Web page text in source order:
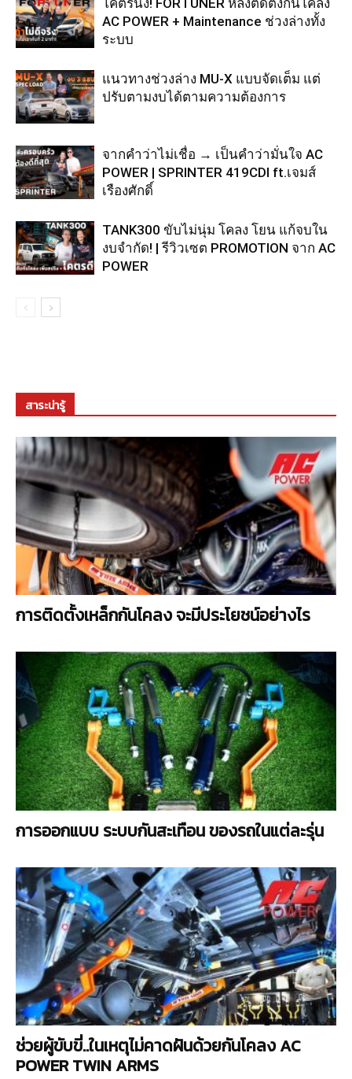
AC POWER + Maintenance ช่วงล่างทั้ง
ระบบ
แนวทางช่วงล่าง MU-X แบบจัดเต็ม แต่
ปรับตามงบได้ตามความต้องการ
จากคำว่าไม่เชื่อ → เป็นคำว่ามั่นใจ AC
POWER | SPRINTER 419CDI ft.เจมส์
เรืองศักดิ์
TANK300 ขับไม่นุ่ม โคลง โยน แก้จบใน
งบจำกัด! | รีวิวเซต PROMOTION จาก AC
POWER
สาระน่ารู้
การติดตั้งเหล็กกันโคลง จะมีประโยชน์อย่างไร
การออกแบบ ระบบกันสะเทือน ของรถในแต่ละรุ่น
ช่วยผู้ขับขี่..ในเหตุไม่คาดฝันด้วยกันโคลง AC
POWER TWIN ARMS